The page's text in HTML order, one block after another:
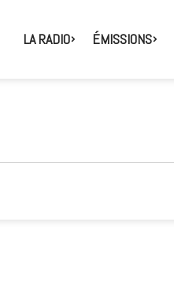
LA RADIO ÉMISSIONS